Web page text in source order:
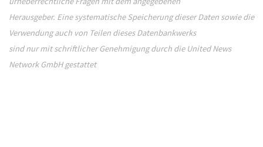
Herausgeber. Eine systematische Speicherung dieser Daten sowie die
Verwendung auch von Teilen dieses Datenbankwerks
sind nur mit schriftlicher Genehmigung durch die United News
Network GmbH gestattet